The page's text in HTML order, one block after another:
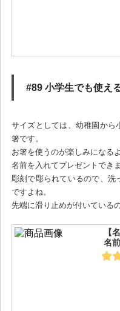
#89 小学生でも使え
サイズとしては、幼稚園から
箸です。
お箸を使うのが楽しみになる
名前を入れてプレゼントできま
彫刻で彫られているので、洗
ですよね。
先端に滑り止めが付いている